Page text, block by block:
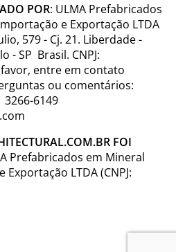
POR: ULMA Prefabricados
e Exportação LTDA
579 - Cj. 21. Liberdade -
- SP Brasil. CNPJ:
entre em contato
ou comentários:
3266-6149
FOI
Prefabricados em Mineral
LTDA (CNPJ: